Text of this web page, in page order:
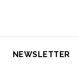
NEWSLETTER